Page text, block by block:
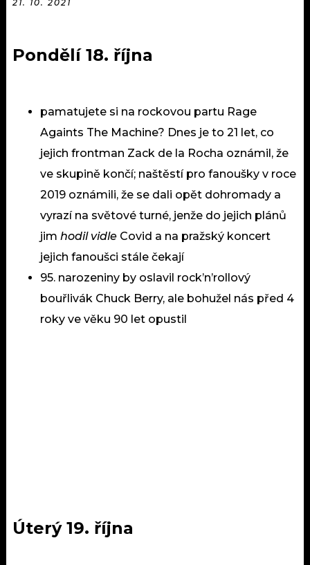
21. 10. 2021
Pondělí 18. října
pamatujete si na rockovou partu Rage
Againts The Machine? Dnes je to 21 let, co
jejich frontman Zack de la Rocha oznámil, že
ve skupině končí; naštěstí pro fanoušky v roce
2019 oznámili, že se dali opět dohromady a
vyrazí na světové turné, jenže do jejich plánů
jim hodil vidle Covid a na pražský koncert
jejich fanoušci stále čekají
95. narozeniny by oslavil rock’n’rollový
bouřlivák Chuck Berry, ale bohužel nás před 4
roky ve věku 90 let opustil
Úterý 19. října